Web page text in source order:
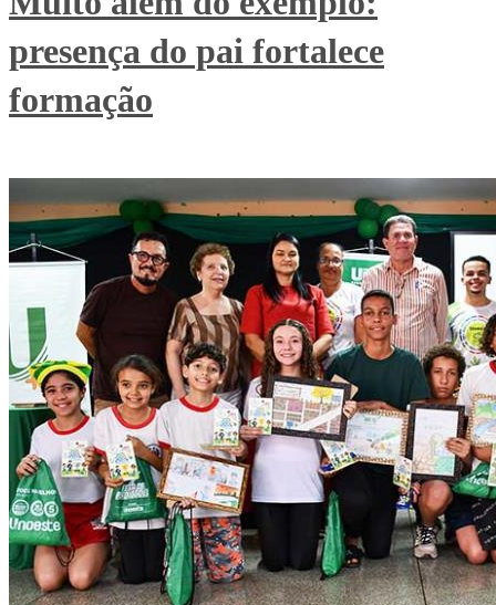
presença do pai fortalece
formação